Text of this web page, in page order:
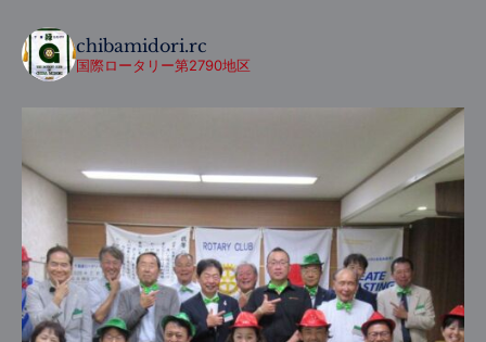
chibamidori.rc
国際ロータリー第2790地区